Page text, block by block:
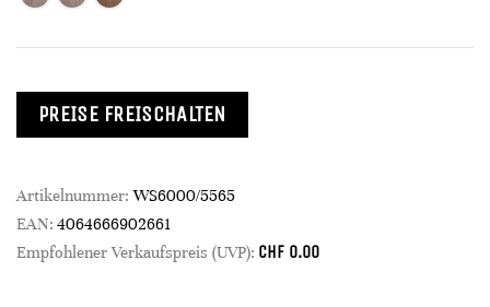
PREISE FREISCHALTEN
Artikelnummer: WS6000/5565
EAN: 4064666902661
Empfohlener Verkaufspreis (UVP): CHF 0.00